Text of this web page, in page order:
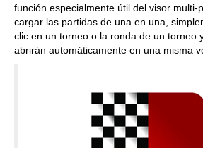
función especialmente útil del visor multi-
cargar las partidas de una en una,
clic en un torneo o la ronda de un torneo
abrirán automáticamente en una misma